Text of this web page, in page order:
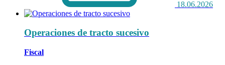
18.06.2026
Operaciones de tracto sucesivo
Fiscal